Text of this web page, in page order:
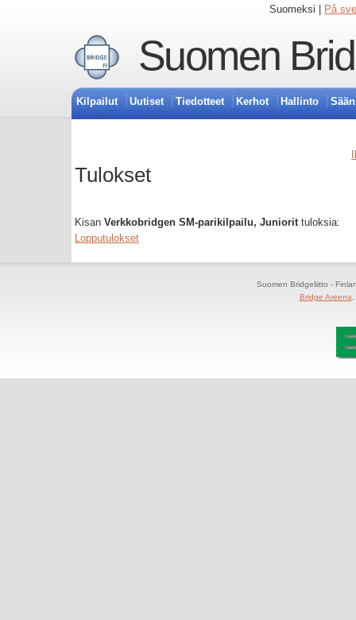
Suomeksi | På
Suomen
Kilpailut Uutiset Tiedotteet Kerhot Hallinto
Tulokset
Kisan Verkkobridgen SM-parikilpailu, Juniorittuloksia:
Lopputulokset
Suomen Bridgeliitto -
Bridge Areena